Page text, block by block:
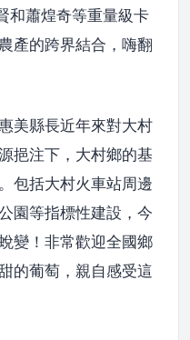
和蕭煌奇等重量級卡
產的跨界結合，嗨翻
美縣長近年來對大村
挹注下，大村鄉的基
包括大村火車站周邊
園等指標性建設，今
變！非常歡迎全國鄉
的葡萄，親自感受這